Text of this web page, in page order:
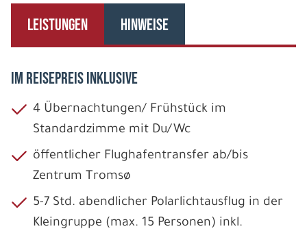
LEISTUNGEN HINWEISE
IM REISEPREIS INKLUSIVE
4 Übernachtungen/ Frühstück im
Standardzimme mit Du/Wc
öffentlicher Flughafentransfer ab/bis
Zentrum Tromsø
5-7 Std. abendlicher Polarlichtausflug in der
Kleingruppe (max. 15 Personen) inkl.